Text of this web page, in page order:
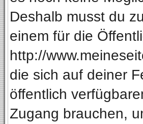
Deshalb musst du
einem für die
http://
die sich auf deiner
öffentlich
Zugang brauchen,